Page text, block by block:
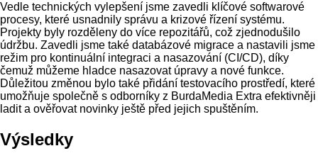
Vedle technických vylepšení jsme zavedli klíčové softwarové
procesy, které usnadnily správu a krizové řízení systému.
Projekty byly rozděleny do více repozitářů, což zjednodušilo
údržbu. Zavedli jsme také databázové migrace a nastavili jsme
režim pro kontinuální integraci a nasazování (CI/CD), díky
čemuž můžeme hladce nasazovat úpravy a nové funkce.
Důležitou změnou bylo také přidání testovacího prostředí, které
umožňuje společně s odborníky z BurdaMedia Extra efektivněji
ladit a ověřovat novinky ještě před jejich spuštěním.
Výsledky